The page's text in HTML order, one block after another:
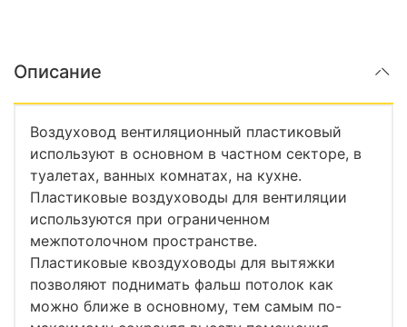
Описание
Воздуховод вентиляционный пластиковый
используют в основном в частном секторе, в
туалетах, ванных комнатах, на кухне.
Пластиковые воздуховоды для вентиляции
используются при ограниченном
межпотолочном пространстве.
Пластиковые квоздуховоды для вытяжки
позволяют поднимать фальш потолок как
можно ближе в основному, тем самым по-